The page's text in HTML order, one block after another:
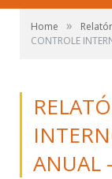
Home »
CONTROLE
ANUAL